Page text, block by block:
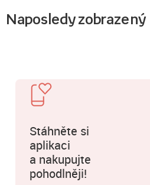
Naposledy zobrazený
Stáhněte si
aplikaci
a nakupujte
pohodlněji!